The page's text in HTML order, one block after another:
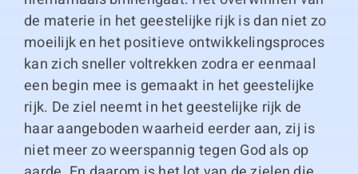
de materie in het geestelijke rijk is dan niet zo
moeilijk en het positieve ontwikkelingsproces
kan zich sneller voltrekken zodra er eenmaal
een begin mee is gemaakt in het geestelijke
rijk. De ziel neemt in het geestelijke rijk de
haar aangeboden waarheid eerder aan, zij is
niet meer zo weerspannig tegen God als op